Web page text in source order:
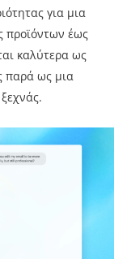
για μια
προϊόντων έως
καλύτερα ως
παρά ως μια